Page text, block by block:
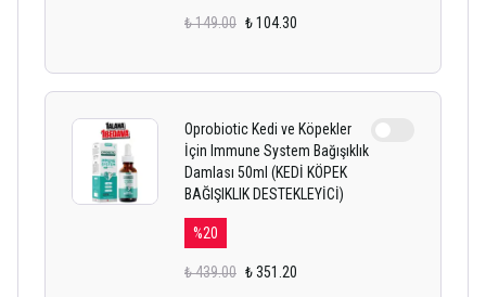
₺ 149.00 ₺ 104.30
Oprobiotic Kedi ve Köpekler
İçin Immune System Bağışıklık
Damlası 50ml (KEDİ KÖPEK
BAĞIŞIKLIK DESTEKLEYİCİ)
%20
₺ 439.00 ₺ 351.20